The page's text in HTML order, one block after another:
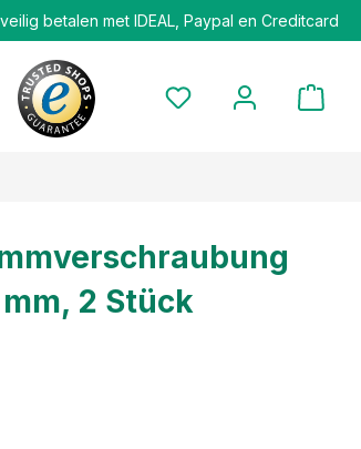
betalen met IDEAL, Paypal en Creditcard
2 Stück